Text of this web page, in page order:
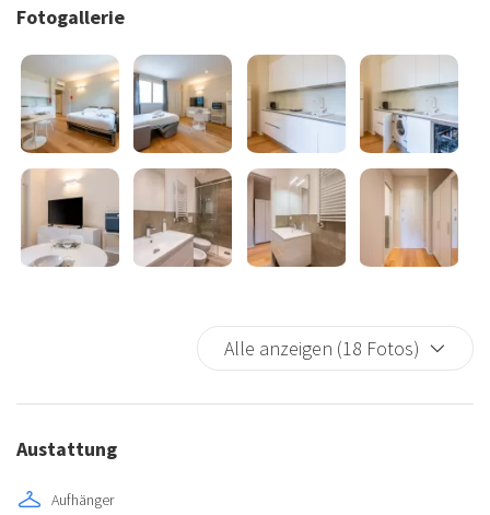
Fotogallerie
Alle anzeigen (18 Fotos)
Austattung
Aufhänger